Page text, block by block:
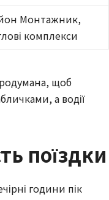
Монтажник,
комплекси
щоб
а водії
поїздки
години пік